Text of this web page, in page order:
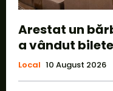
Arestat un
a vândut
Local 10 August 2026